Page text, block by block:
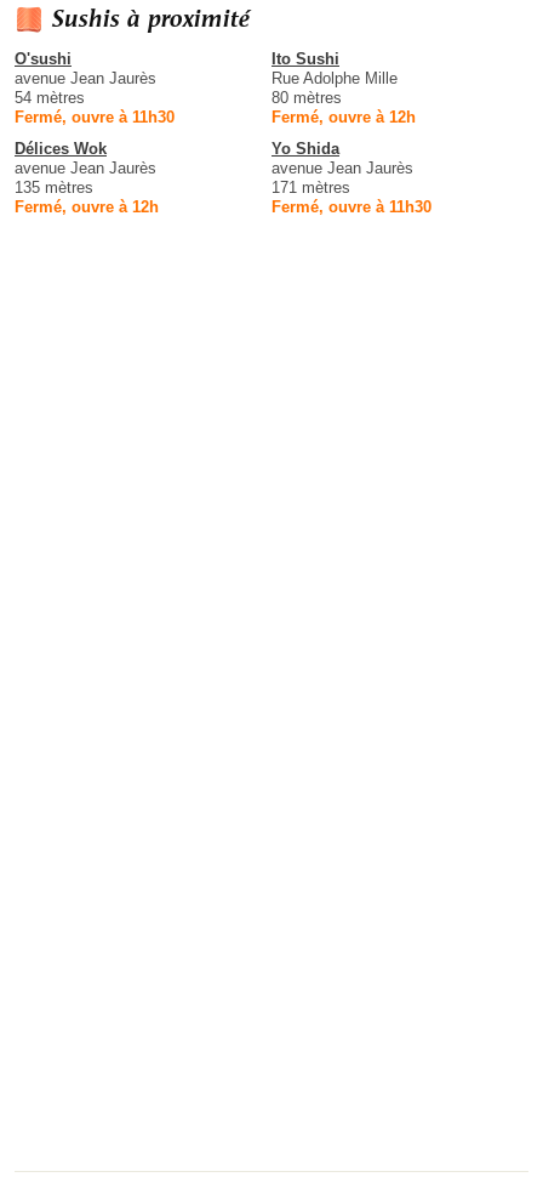
Sushis à proximité
O'sushi
avenue Jean Jaurès
54 mètres
Fermé, ouvre à 11h30
Ito Sushi
Rue Adolphe Mille
80 mètres
Fermé, ouvre à 12h
Délices Wok
avenue Jean Jaurès
135 mètres
Fermé, ouvre à 12h
Yo Shida
avenue Jean Jaurès
171 mètres
Fermé, ouvre à 11h30